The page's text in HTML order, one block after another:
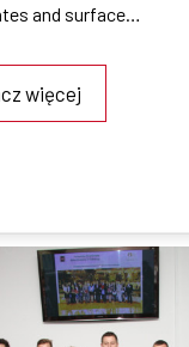
and surface…
więcej